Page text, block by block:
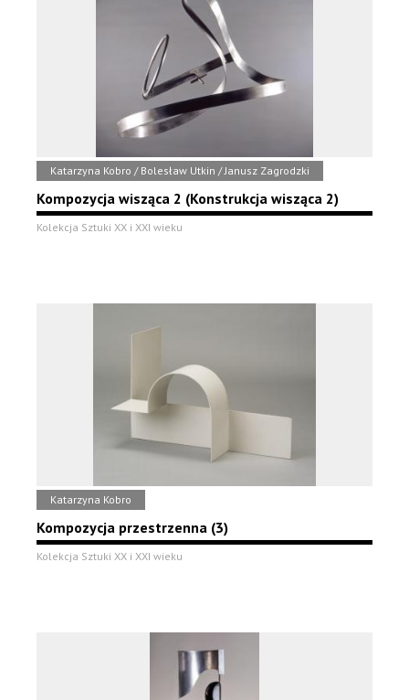
Katarzyna Kobro / Bolesław Utkin / Janusz Zagrodzki
Kompozycja wisząca 2 (Konstrukcja wisząca 2)
Kolekcja Sztuki XX i XXI wieku
Katarzyna Kobro
Kompozycja przestrzenna (3)
Kolekcja Sztuki XX i XXI wieku